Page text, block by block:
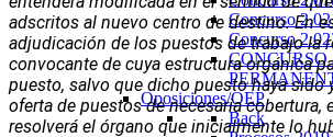
Concurso
Concurso
Oposiciones/OEP
Back
adscritos al nuevo centro de destino. En
adjudicación de los puestos de trabajo la
convocante de cuya estructura orgánica
puesto, salvo que dicho puesto haya sido
oferta de puestos de necesaria cobertura,
resolverá el órgano que inicialmente lo